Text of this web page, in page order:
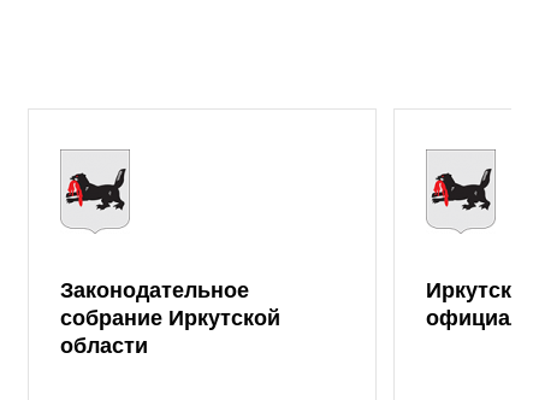
Законодательное
собрание Иркутской
области